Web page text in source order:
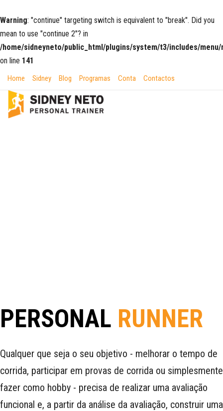
Warning: "continue" targeting switch is equivalent to "break". Did you
mean to use "continue 2"? in
/home/sidneyneto/public_html/plugins/system/t3/includes/menu/
on line 141
Home Sidney Blog Programas Conta Contactos
PERSONAL RUNNER
Qualquer que seja o seu objetivo - melhorar o tempo de
corrida, participar em provas de corrida ou simplesmente
fazer como hobby - precisa de realizar uma avaliação
funcional e, a partir da análise da avaliação, construir uma